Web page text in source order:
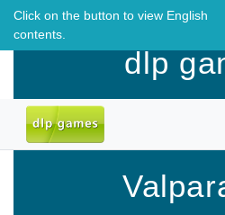
dlp
Click on the button to view English
contents.